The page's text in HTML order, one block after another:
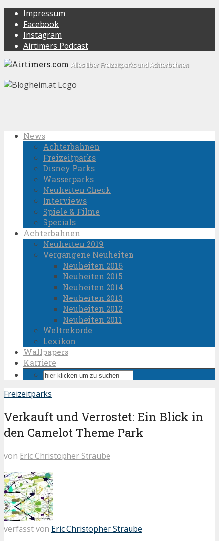
Impressum
Facebook
Instagram
Airtimers Podcast
Alles über Freizeitparks und Achterbahnen
News
Achterbahnen
Freizeitparks
Disney Parks
Wasserparks
Neuheiten Check
Interviews
Spiele & Filme
Specials
Achterbahnen
Neuheiten 2019
Vergangene Neuheiten
Neuheiten 2016
Neuheiten 2015
Neuheiten 2014
Neuheiten 2013
Neuheiten 2012
Neuheiten 2011
Weltrekorde
Lexikon
Wallpapers
Karriere
Freizeitparks
Verkauft und Verrostet: Ein Blick in
den Camelot Theme Park
von Eric Christopher Straube
verfasst von Eric Christopher Straube